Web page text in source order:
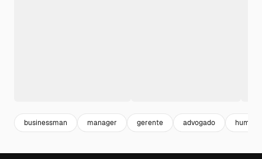
businessman manager gerente advogado humano